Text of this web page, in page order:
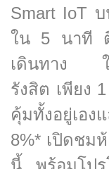
Smart IoT
ใน 5 นาที
เดินทาง ใ
รังสิต เพียง
คุ้มทั้งอยู่เอง
8%* เปิดชม
นี้ พร้อมโปร